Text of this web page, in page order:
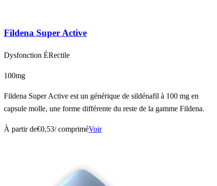
Fildena Super Active
Dysfonction ÉRectile
100mg
Fildena Super Active est un générique de sildénafil à 100 mg en
capsule molle, une forme différente du reste de la gamme Fildena.
À partir de€0,53/ compriméVoir